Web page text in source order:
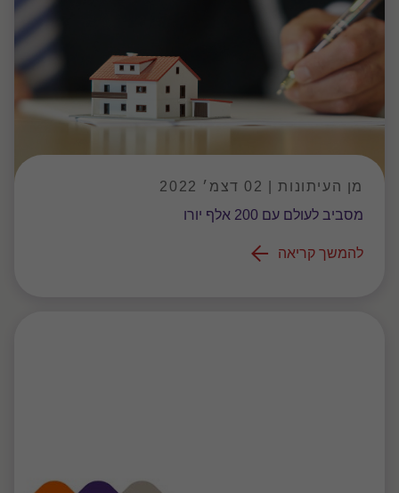
מן העיתונות | 02 דצמ׳ 2022
מסביב לעולם עם 200 אלף יורו
להמשך קריאה